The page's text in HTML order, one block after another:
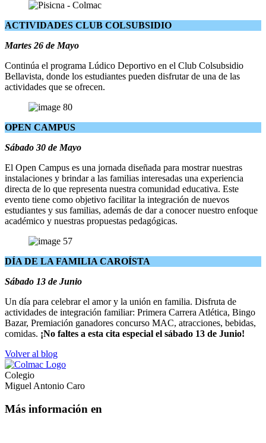
ACTIVIDADES CLUB COLSUBSIDIO
Martes 26 de Mayo
Continúa el programa Lúdico Deportivo en el Club Colsubsidio
Bellavista, donde los estudiantes pueden disfrutar de una de las
actividades que se ofrecen.
OPEN CAMPUS
Sábado 30 de Mayo
El Open Campus es una jornada diseñada para mostrar nuestras
instalaciones y brindar a las familias interesadas una experiencia
directa de lo que representa nuestra comunidad educativa. Este
evento tiene como objetivo facilitar la integración de nuevos
estudiantes y sus familias, además de dar a conocer nuestro enfoque
académico y nuestras propuestas pedagógicas.
DÍA DE LA FAMILIA CAROÍSTA
Sábado 13 de Junio
Un día para celebrar el amor y la unión en familia. Disfruta de
actividades de integración familiar: Primera Carrera Atlética, Bingo
Bazar, Premiación ganadores concurso MAC, atracciones, bebidas,
comidas. ¡No faltes a esta cita especial el sábado 13 de Junio!
Volver al blog
Colegio
Miguel Antonio Caro
Más información en